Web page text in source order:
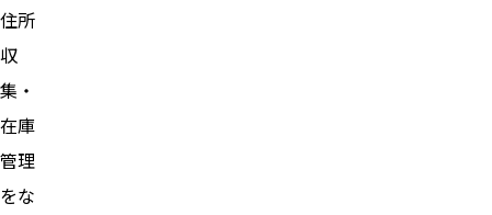
住所
収
集・
在庫
管理
をな